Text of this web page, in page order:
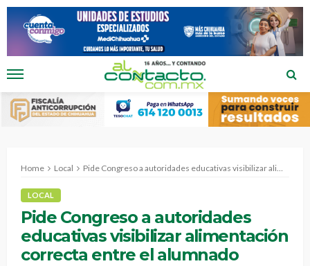
Home Local Pide Congreso a autoridades educativas visibilizar alimentación correcta entre el alumnado
LOCAL
Pide Congreso a autoridades
educativas visibilizar alimentación
correcta entre el alumnado